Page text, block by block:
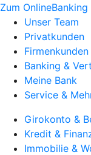
Zum OnlineBanking
Unser Team
Privatkunden
Firmenkunden
Banking &
Meine Bank
Service &
Girokonto &
Kredit &
Immobilie &